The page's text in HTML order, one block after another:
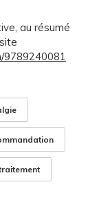
au résumé